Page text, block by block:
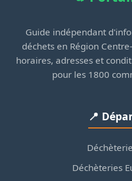
Guide indépendant
déchets en Région
horaires, adresses et
pour les 1800
📍
Déchèteries